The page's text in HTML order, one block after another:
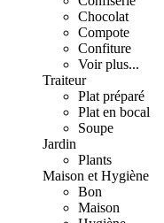
Chocolat
Compote
Confiture
Voir plus...
Traiteur
Plat préparé
Plat en bocal
Soupe
Jardin
Plants
Maison et Hygiène
Bon
Maison